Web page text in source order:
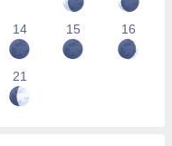
14 15 16
21